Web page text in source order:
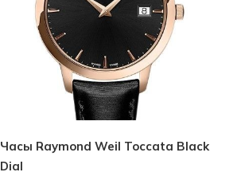
Часы Raymond Weil Toccata Black
Dial